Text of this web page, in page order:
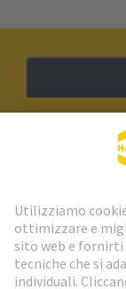
Newsletter
Vai al